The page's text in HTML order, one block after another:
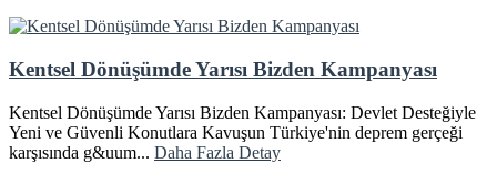
Kentsel Dönüşümde Yarısı Bizden Kampanyası
Kentsel Dönüşümde Yarısı Bizden Kampanyası: Devlet Desteğiyle
Yeni ve Güvenli Konutlara Kavuşun Türkiye'nin deprem gerçeği
karşısında g&uum... Daha Fazla Detay